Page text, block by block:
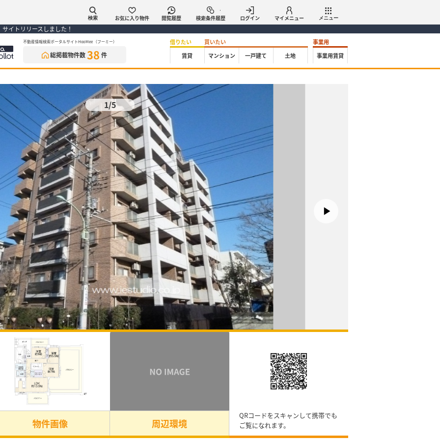
検索 お気に入り物件 閲覧履歴 検索条件履歴 ログイン マイメニュー メニュー
イトリリースしました！
不動産情報検索ポータルサイトHooMee（フーミー）
総掲載物件数38 件
借りたい
賃貸
買いたい
マンション
一戸建て 土地
事業用
事業用賃貸
1/5
物件画像 周辺環境
QRコードをスキャンして携帯でも
ご覧になれます。